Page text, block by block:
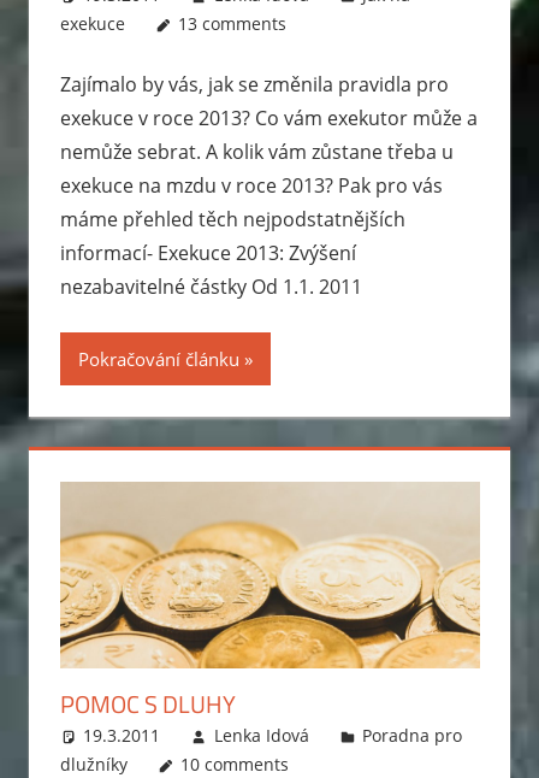
exekuce
13 comments
Zajímalo by vás, jak se změnila pravidla pro
exekuce v roce 2013? Co vám exekutor může a
nemůže sebrat. A kolik vám zůstane třeba u
exekuce na mzdu v roce 2013? Pak pro vás
máme přehled těch nejpodstatnějších
informací- Exekuce 2013: Zvýšení
nezabavitelné částky Od 1.1. 2011
Pokračování článku
POMOC S DLUHY
19.3.2011 Lenka Idová
Poradna pro
dlužníky
10 comments